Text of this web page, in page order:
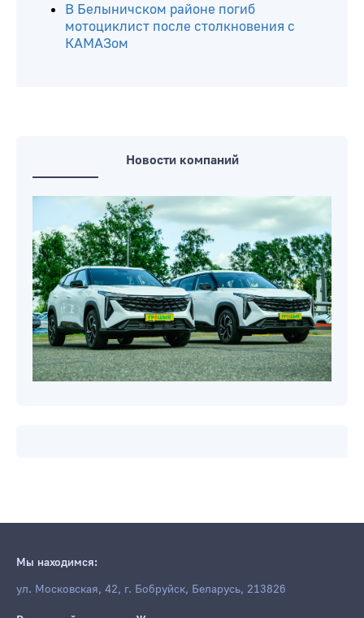
В Белыничском районе погиб
мотоциклист после столкновения с
КАМАЗом
Новости компаний
Мы находимся:
ул. Московская, 42, г. Бобруйск, Беларусь, 213826